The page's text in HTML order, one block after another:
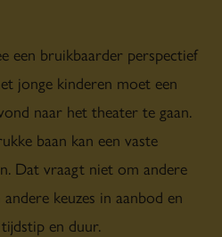
een bruikbaarder perspectief
jonge kinderen moet een
naar het theater te gaan.
baan kan een vaste
Dat vraagt niet om andere
keuzes in aanbod en
en duur.